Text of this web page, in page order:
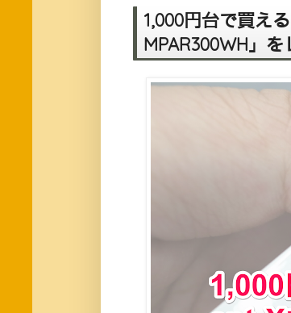
1,000円台で買え
MPAR300WH」